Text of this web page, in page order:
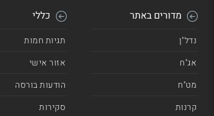
מדורים באתר
נדל"ן
אג"ח
מט"ח
קרנות
כללי
תגיות חמות
אזור אישי
הודעות בורסה
סקירות